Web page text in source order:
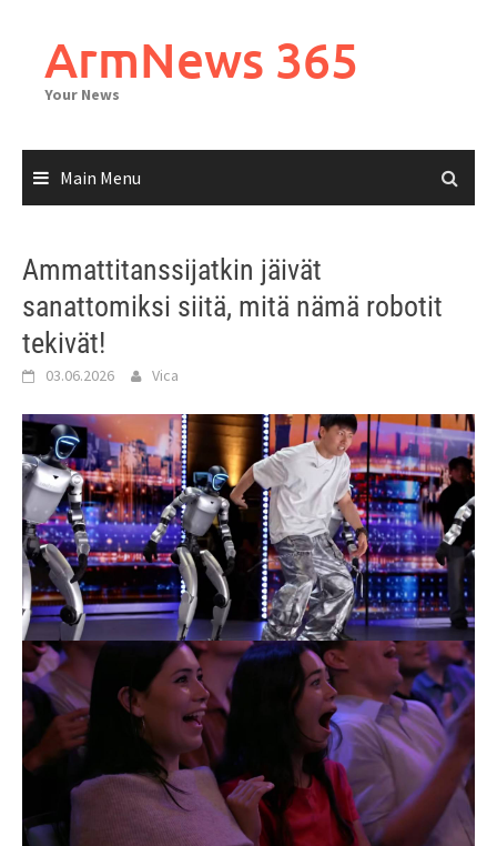
contentArmNews 365
Your News
Main Menu
Ammattitanssijatkin jäivät
sanattomiksi siitä, mitä nämä robotit
tekivät!
03.06.2026 Vica